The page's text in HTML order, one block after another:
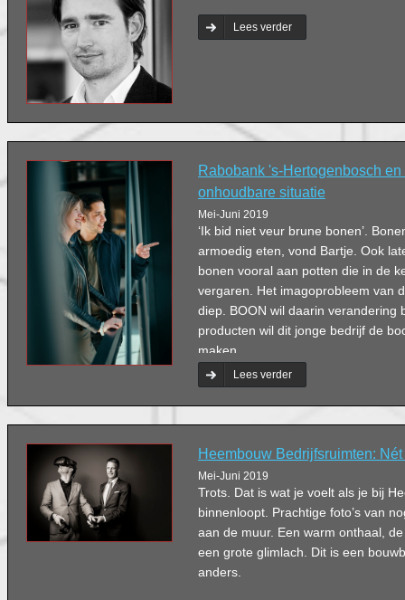
Lees verder
Rabobank 's-Hertogenbosch
onhoudbare situatie
Mei-Juni 2019
‘Ik bid niet veur brune bonen’.
armoedig eten, vond Bartje. Ook
bonen vooral aan potten die in de
vergaren. Het imagoprobleem van
diep. BOON wil daarin verandering
producten wil dit jonge bedrijf de
maken.
Lees verder
Heembouw Bedrijfsruimten:
Mei-Juni 2019
Trots. Dat is wat je voelt als je bij
binnenloopt. Prachtige foto’s van
aan de muur. Een warm onthaal,
een grote glimlach. Dit is een
anders.